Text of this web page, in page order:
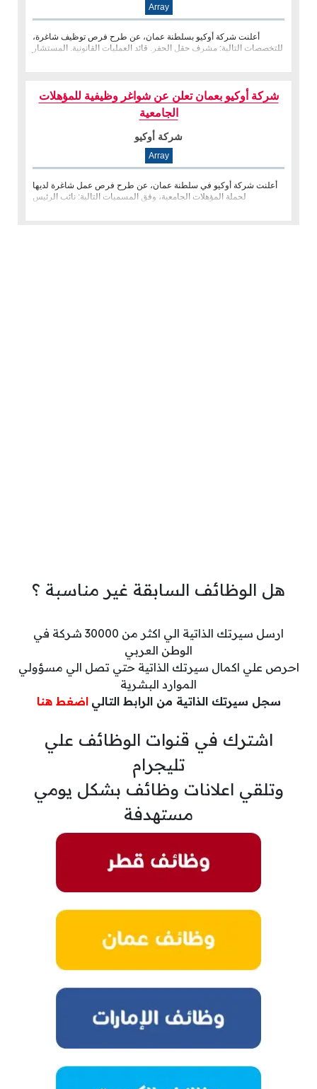
Array
أعلنت شركة أوكيو بسلطنة عمان، عن طرح فرص توظيف شاغرة،
للتخصصات التالية: مشرف حقل الحفر. قائد العمليات القانونية. المستشار
شركة أوكيو بعمان تعلن عن شواغر وظيفية للمؤهلات
الجامعية
شركة أوكيو
Array
أعلنت شركة أوكيو في سلطنة عمان، عن طرح فرص عمل شاغرة لديها
لحملة المؤهلات الجامعية، وفق المسميات التالية: نائب الرئيس
هل الوظائف السابقة غير مناسبة ؟
ارسل سيرتك الذاتية الي اكثر من 30000 شركة في
الوطن العربي
احرص علي اكمال سيرتك الذاتية حتي تصل الي مسؤولي
الموارد البشرية
سجل سيرتك الذاتية من الرابط التالي اضغط هنا
اشترك في قنوات الوظائف علي
تليجرام
وتلقي اعلانات وظائف بشكل يومي
مستهدفة